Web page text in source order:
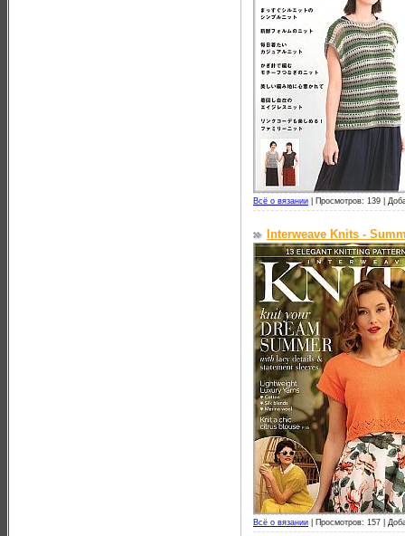
Всё о вязании Просмотров: 139 |
Interweave Knits -
Всё о вязании Просмотров: 157 |